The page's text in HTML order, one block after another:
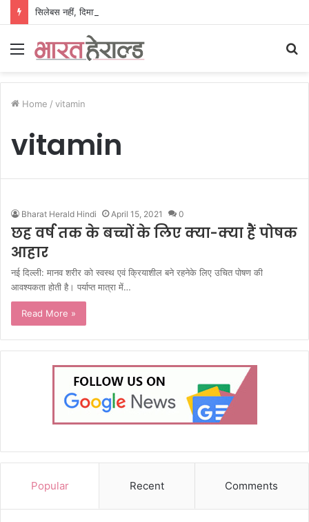
Menu
Home / vitamin
vitamin
Bharat Herald Hindi April 15, 2021 0
छह वर्ष तक के बच्चों के लिए क्या-क्या हैं पोषक
आहार
नई दिल्ली: मानव शरीर को स्वस्थ एवं क्रियाशील बने रहनेके लिए उचित पोषण की
आवश्यकता होती है। पर्याप्त मात्रा में…
Read More »
Popular Recent Comments